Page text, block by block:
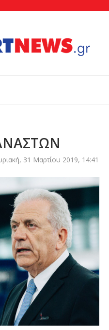
31 Μαρτίου 2019, 14:41